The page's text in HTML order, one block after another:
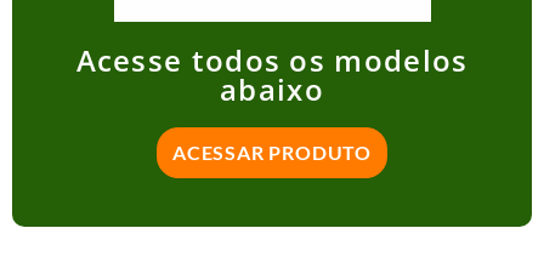
Acesse todos os modelos
abaixo
ACESSAR PRODUTO